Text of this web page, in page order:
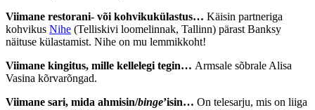
Viimane restorani- või kohvikukülastus… Käisin partneriga
kohvikus Nihe (Telliskivi loomelinnak, Tallinn) pärast Banksy
näituse külastamist. Nihe on mu lemmikkoht!
Viimane kingitus, mille kellelegi tegin… Armsale sõbrale Alisa
Vasina kõrvarõngad.
Viimane sari, mida ahmisin/binge’isin… On telesarju, mis on liiga